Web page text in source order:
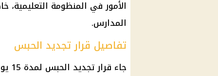
الأمورفي المنظومة التعليمية،
المدارس.
تفاصيل قرار تجديد الحبس
جاء قرار تجديد الحبس لمدة 15 يومًا لاستكمال